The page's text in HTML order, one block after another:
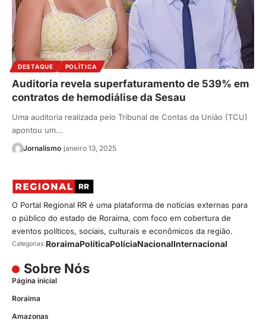
DESTAQUE POLÍTICA
Auditoria revela superfaturamento de 539% em
contratos de hemodiálise da Sesau
Uma auditoria realizada pelo Tribunal de Contas da União (TCU)
apontou um…
Jornalismo janeiro 13, 2025
O Portal Regional RR é uma plataforma de notícias externas para
o público do estado de Roraima, com foco em cobertura de
eventos políticos, sociais, culturais e econômicos da região.
Categorias:RoraimaPolíticaPolíciaNacionalInternacional
Sobre Nós
Página inicial
Roraima
Amazonas